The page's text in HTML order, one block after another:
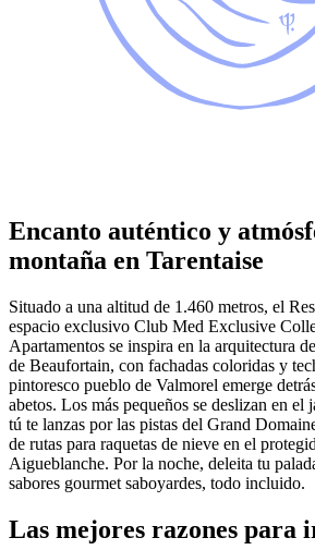
Encanto auténtico y
montaña en Tarentaise
Situado a una altitud de 1.460 metros, el
espacio exclusivo Club Med Exclusive
Apartamentos se inspira en la arquitectura
de Beaufortain, con fachadas coloridas y
pintoresco pueblo de Valmorel emerge
abetos. Los más pequeños se deslizan en el
tú te lanzas por las pistas del Grand
de rutas para raquetas de nieve en el
Aigueblanche. Por la noche, deleita tu
sabores gourmet saboyardes, todo incluido.
Las mejores razones para